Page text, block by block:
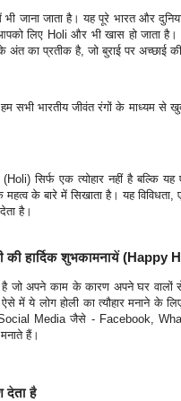
जाना जाता है। यह पूरे भारत और दुनिया
लिए Holi और भी खास हो जाता है।
का प्रतीक है, जो बुराई पर अच्छाई
सभी भारतीय जीवंत रंगों के माध्यम
सिर्फ एक त्योहार नहीं है बल्कि
के बारे में सिखाता है। यह
है।
की हार्दिक शुभकामनायें (Happy
जो अपने काम के कारण अपने घर वालों
ऐसे में ये लोग होली का त्यौहार
Media जैसे - Facebook,
हैं।
देता है